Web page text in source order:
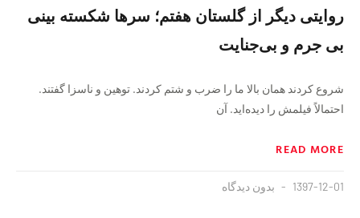
روایتی دیگر از گلستان هفتم؛ سرها شکسته بینی
بی جرم و بی‌جنایت
شروع کردند همان بالا ما را ضرب و شتم کردند. توهین و ناسزا گفتند.
احتمالاً فیلمش را دیده‌اید. آن
READ MORE
1397-12-01 بدون دیدگاه